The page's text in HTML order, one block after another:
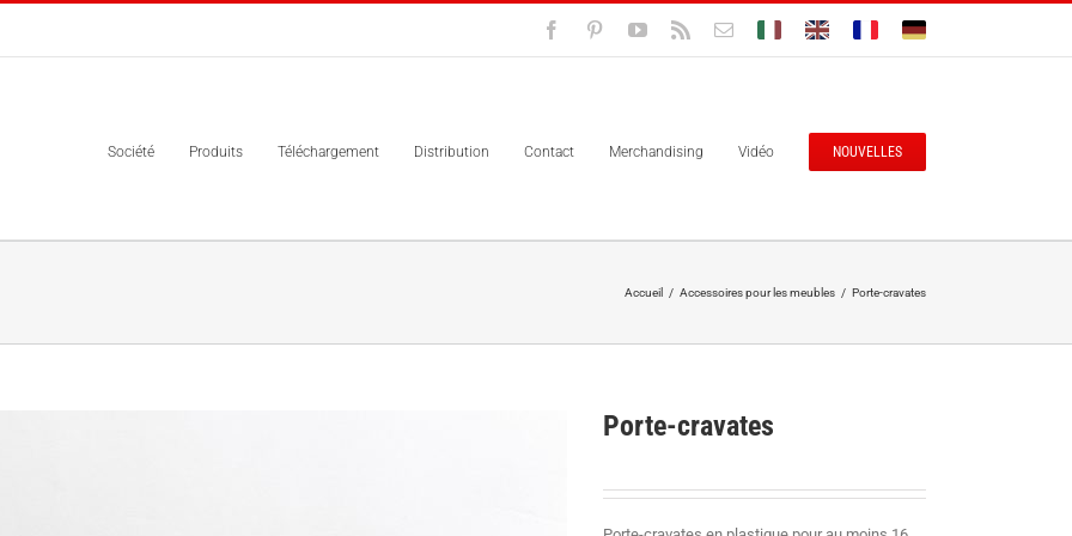
FacebookPinterestYouTube
Rss EmailBolisitalia.itBolisitalia.com
Bolisitalia.frBolisitalia.de
Société Produits Téléchargement Distribution Contact Merchandising Vidéo NOUVELLES
Accueil / Accessoires pour les meubles / Porte-cravates
Porte-cravates